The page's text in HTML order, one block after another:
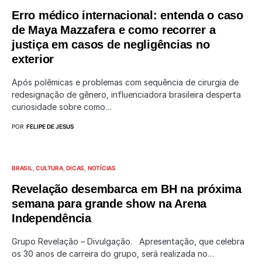
Erro médico internacional: entenda o caso
de Maya Mazzafera e como recorrer a
justiça em casos de negligências no
exterior
Após polêmicas e problemas com sequência de cirurgia de
redesignação de gênero, influenciadora brasileira desperta
curiosidade sobre como…
POR FELIPE DE JESUS
BRASIL CULTURA DICAS NOTÍCIAS
Revelação desembarca em BH na próxima
semana para grande show na Arena
Independência
Grupo Revelação – Divulgação. Apresentação, que celebra
os 30 anos de carreira do grupo, será realizada no…